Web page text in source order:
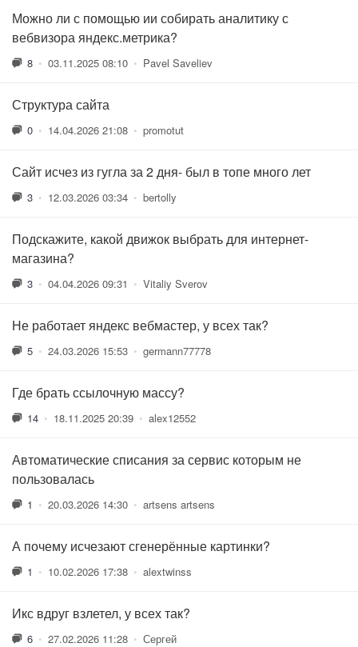
Можно ли с помощью ии собирать аналитику с
вебвизора яндекс.метрика?
8 • 03.11.2025 08:10 • Pavel Saveliev
Структура сайта
0 • 14.04.2026 21:08 • promotut
Сайт исчез из гугла за 2 дня- был в топе много лет
3 • 12.03.2026 03:34 • bertolly
Подскажите, какой движок выбрать для интернет-
магазина?
3 • 04.04.2026 09:31 • Vitaliy Sverov
Не работает яндекс вебмастер, у всех так?
5 • 24.03.2026 15:53 • germann77778
Где брать ссылочную массу?
14 • 18.11.2025 20:39 • alex12552
Автоматические списания за сервис которым не
пользовалась
1 • 20.03.2026 14:30 • artsens artsens
А почему исчезают сгенерённые картинки?
1 • 10.02.2026 17:38 • alextwinss
Икс вдруг взлетел, у всех так?
6 • 27.02.2026 11:28 • Сергей